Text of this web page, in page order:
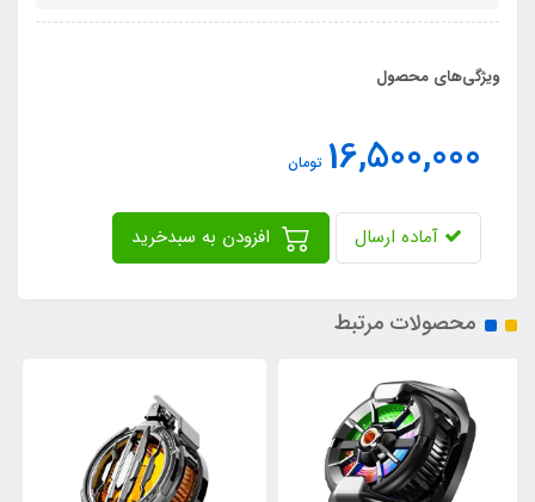
ویژگی‌های محصول
16,500,000 تومان
آماده ارسال
محصولات مرتبط